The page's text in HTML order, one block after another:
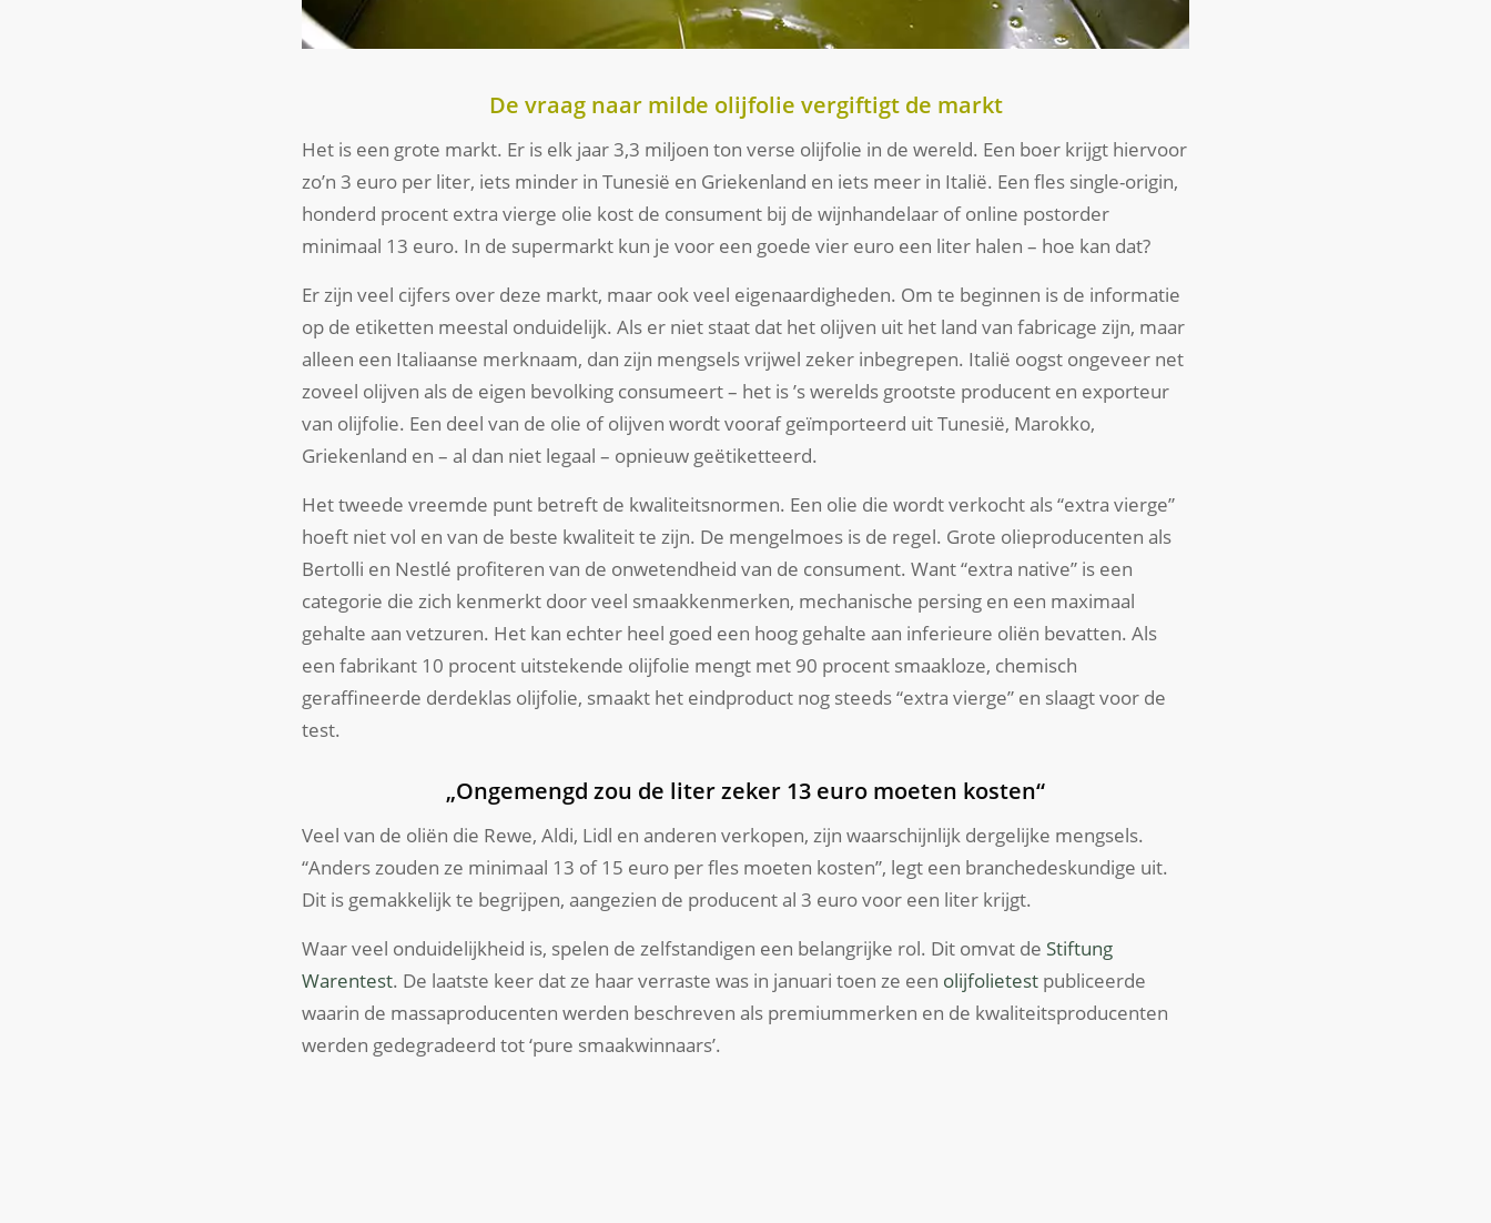
De vraag naar milde olijfolie vergiftigt de markt
Het is een grote markt. Er is elk jaar 3,3 miljoen ton verse olijfolie in de wereld. Een boer krijgt hiervoor
zo’n 3 euro per liter, iets minder in Tunesië en Griekenland en iets meer in Italië. Een fles single-origin,
honderd procent extra vierge olie kost de consument bij de wijnhandelaar of online postorder
minimaal 13 euro. In de supermarkt kun je voor een goede vier euro een liter halen – hoe kan dat?
Er zijn veel cijfers over deze markt, maar ook veel eigenaardigheden. Om te beginnen is de informatie
op de etiketten meestal onduidelijk. Als er niet staat dat het olijven uit het land van fabricage zijn, maar
alleen een Italiaanse merknaam, dan zijn mengsels vrijwel zeker inbegrepen. Italië oogst ongeveer net
zoveel olijven als de eigen bevolking consumeert – het is ’s werelds grootste producent en exporteur
van olijfolie. Een deel van de olie of olijven wordt vooraf geïmporteerd uit Tunesië, Marokko,
Griekenland en – al dan niet legaal – opnieuw geëtiketteerd.
Het tweede vreemde punt betreft de kwaliteitsnormen. Een olie die wordt verkocht als “extra vierge”
hoeft niet vol en van de beste kwaliteit te zijn. De mengelmoes is de regel. Grote olieproducenten als
Bertolli en Nestlé profiteren van de onwetendheid van de consument. Want “extra native” is een
categorie die zich kenmerkt door veel smaakkenmerken, mechanische persing en een maximaal
gehalte aan vetzuren. Het kan echter heel goed een hoog gehalte aan inferieure oliën bevatten. Als
een fabrikant 10 procent uitstekende olijfolie mengt met 90 procent smaakloze, chemisch
geraffineerde derdeklas olijfolie, smaakt het eindproduct nog steeds “extra vierge” en slaagt voor de
test.
„Ongemengd zou de liter zeker 13 euro moeten kosten“
Veel van de oliën die Rewe, Aldi, Lidl en anderen verkopen, zijn waarschijnlijk dergelijke mengsels.
“Anders zouden ze minimaal 13 of 15 euro per fles moeten kosten”, legt een branchedeskundige uit.
Dit is gemakkelijk te begrijpen, aangezien de producent al 3 euro voor een liter krijgt.
Waar veel onduidelijkheid is, spelen de zelfstandigen een belangrijke rol. Dit omvat de Stiftung
Warentest. De laatste keer dat ze haar verraste was in januari toen ze een olijfolietest publiceerde
waarin de massaproducenten werden beschreven als premiummerken en de kwaliteitsproducenten
werden gedegradeerd tot ‘pure smaakwinnaars’.